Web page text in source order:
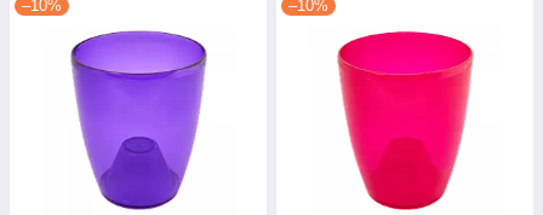
–10% –10%